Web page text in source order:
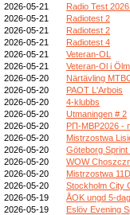
2026-05-21
Radio Test
2026-05-21
Radiotest 2
2026-05-21
Radiotest 2
2026-05-21
Radiotest 4
2026-05-21
Veteran-OL
2026-05-21
Veteran-Ol i
2026-05-20
Närtävling
2026-05-20
PAOT L'Arbois
2026-05-20
4-klubbs
2026-05-20
Utmaningen # 2
2026-05-20
РП-МВР2026 -
2026-05-20
Mistrzostwa
2026-05-20
Göteborg Sprint
2026-05-20
WOW
2026-05-20
Mistrzostwa
2026-05-20
Stockholm City
2026-05-19
ÅOK ungd 5-
2026-05-19
Eslöv Evening